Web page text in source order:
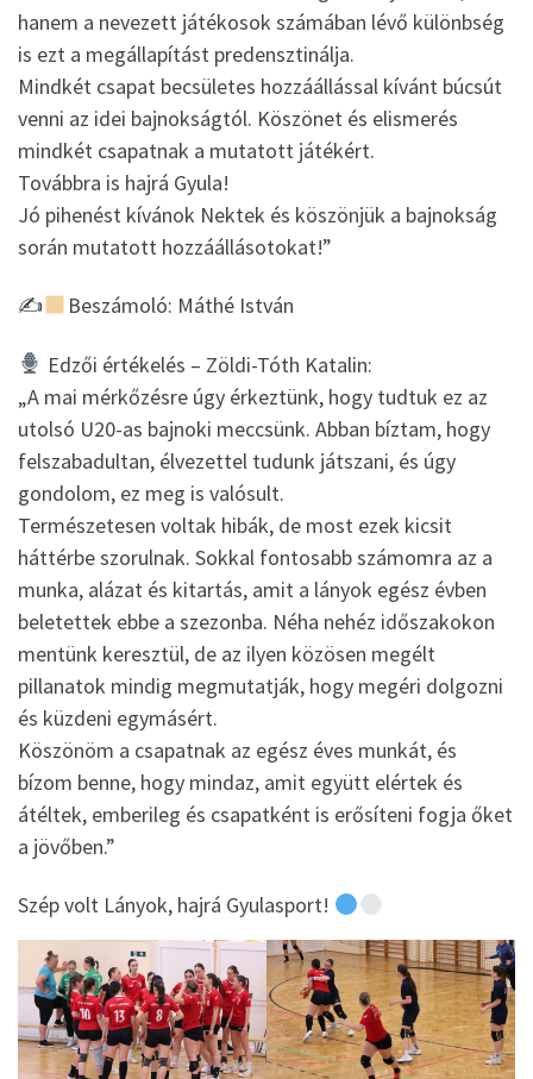
hanem a nevezett játékosok számában lévő különbség
is ezt a megállapítást predensztinálja.
Mindkét csapat becsületes hozzáállással kívánt búcsút
venni az idei bajnokságtól. Köszönet és elismerés
mindkét csapatnak a mutatott játékért.
Továbbra is hajrá Gyula!
Jó pihenést kívánok Nektek és köszönjük a bajnokság
során mutatott hozzáállásotokat!”
✍ Beszámoló: Máthé István
Edzői értékelés – Zöldi-Tóth Katalin:
„A mai mérkőzésre úgy érkeztünk, hogy tudtuk ez az
utolsó U20-as bajnoki meccsünk. Abban bíztam, hogy
felszabadultan, élvezettel tudunk játszani, és úgy
gondolom, ez meg is valósult.
Természetesen voltak hibák, de most ezek kicsit
háttérbe szorulnak. Sokkal fontosabb számomra az a
munka, alázat és kitartás, amit a lányok egész évben
beletettek ebbe a szezonba. Néha nehéz időszakokon
mentünk keresztül, de az ilyen közösen megélt
pillanatok mindig megmutatják, hogy megéri dolgozni
és küzdeni egymásért.
Köszönöm a csapatnak az egész éves munkát, és
bízom benne, hogy mindaz, amit együtt elértek és
átéltek, emberileg és csapatként is erősíteni fogja őket
a jövőben.”
Szép volt Lányok, hajrá Gyulasport!